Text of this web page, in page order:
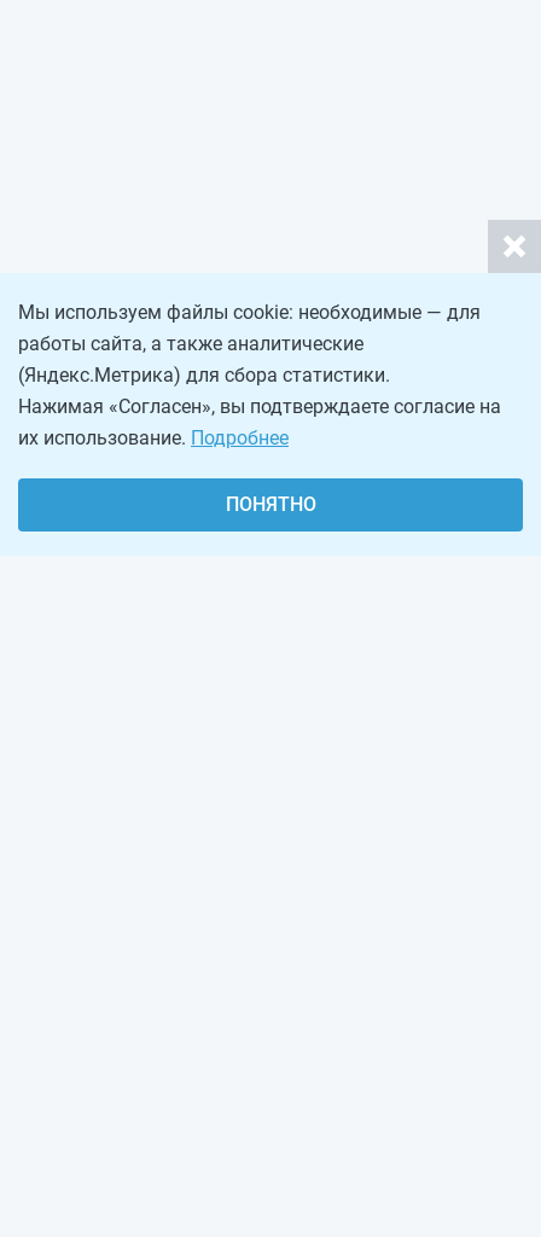
Мы используем файлы cookie: необходимые — для
работы сайта, а также аналитические
(Яндекс.Метрика) для сбора статистики.
Нажимая «Согласен», вы подтверждаете согласие на
их использование. Подробнее
ПОНЯТНО